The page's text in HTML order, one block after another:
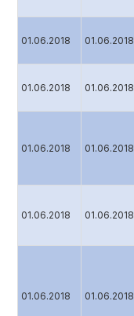
01.06.2018 01.06.2018
01.06.2018 01.06.2018
01.06.2018 01.06.2018
01.06.2018 01.06.2018
01.06.2018 01.06.2018